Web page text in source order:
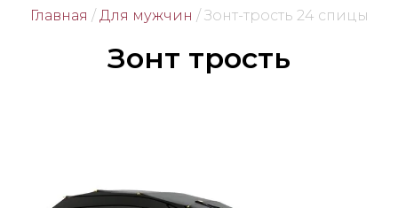
Главная / Для мужчин / Зонт-трость 24 спицы
Зонт трость